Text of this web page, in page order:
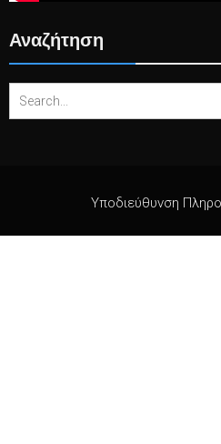
Αναζήτηση
for:
Υποδιεύθυνση